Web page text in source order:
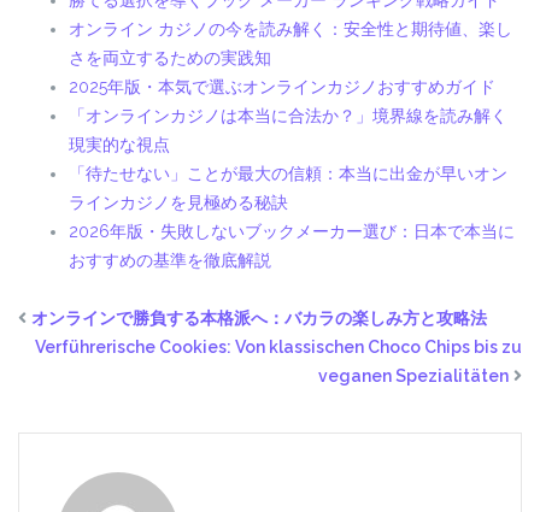
オンライン カジノの今を読み解く：安全性と期待値、楽し
さを両立するための実践知
2025年版・本気で選ぶオンラインカジノおすすめガイド
「オンラインカジノは本当に合法か？」境界線を読み解く
現実的な視点
「待たせない」ことが最大の信頼：本当に出金が早いオン
ラインカジノを見極める秘訣
2026年版・失敗しないブックメーカー選び：日本で本当に
おすすめの基準を徹底解説
オンラインで勝負する本格派へ：バカラの楽しみ方と攻略法
Verführerische Cookies: Von klassischen Choco Chips bis zu
veganen Spezialitäten